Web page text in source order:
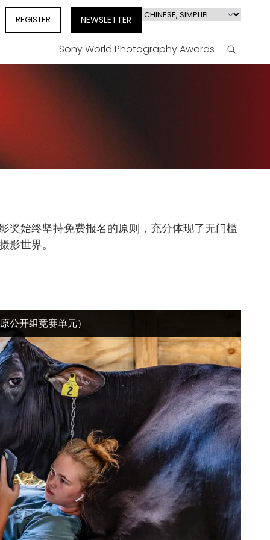
REGISTER NEWSLETTER
Select
language
Sony World Photography Awards Search
奖始终坚持免费报名的原则，充分体现了无门槛
世界。
公开组竞赛单元）